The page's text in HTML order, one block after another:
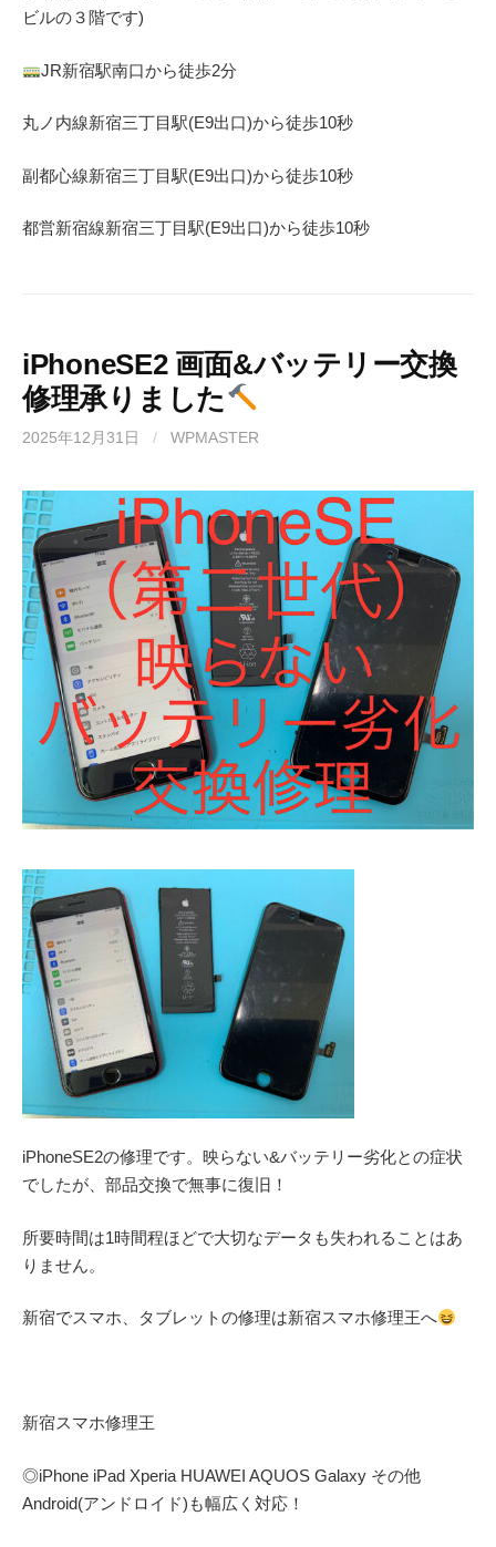
ビルの３階です)
JR新宿駅南口から徒歩2分
丸ノ内線新宿三丁目駅(E9出口)から徒歩10秒
副都心線新宿三丁目駅(E9出口)から徒歩10秒
都営新宿線新宿三丁目駅(E9出口)から徒歩10秒
iPhoneSE2 画面&バッテリー交換
修理承りました
2025年12月31日 / WPMASTER
iPhoneSE2の修理です。映らない&バッテリー劣化との症状
でしたが、部品交換で無事に復旧！
所要時間は1時間程ほどで大切なデータも失われることはあ
りません。
新宿でスマホ、タブレットの修理は新宿スマホ修理王へ
新宿スマホ修理王
◎iPhone iPad Xperia HUAWEI AQUOS Galaxy その他
Android(アンドロイド) も幅広く対応！